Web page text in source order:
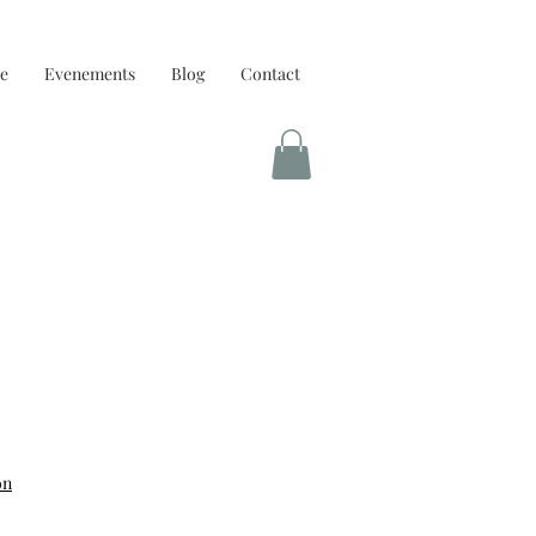
Evenements Blog Contact